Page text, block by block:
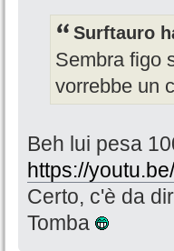
Surftauro
Sembra figo
vorrebbe un
Beh lui pesa
https://
Certo, c'è da
Tomba